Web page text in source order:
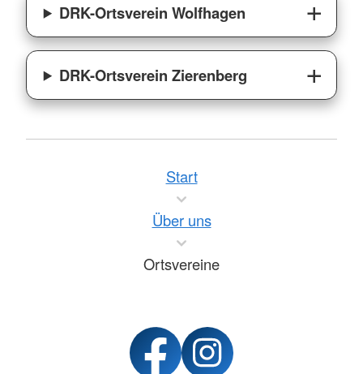
DRK-Ortsverein Wolfhagen
DRK-Ortsverein Zierenberg
Start
Über uns
Ortsvereine